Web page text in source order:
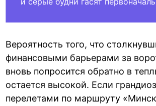
Вероятность того, что
финансовыми барьерами за
вновь попросится обратно в
остается высокой. Если
перелетами по маршруту